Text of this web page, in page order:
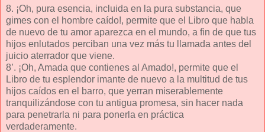
8. ¡Oh, pura esencia, incluida en la pura substancia, que
gimes con el hombre caído!, permite que el Libro que habla
de nuevo de tu amor aparezca en el mundo, a fin de que tus
hijos enlutados perciban una vez más tu llamada antes del
juicio aterrador que viene.
8’. ¡Oh, Amada que contienes al Amado!, permite que el
Libro de tu esplendor imante de nuevo a la multitud de tus
hijos caídos en el barro, que yerran miserablemente
tranquilizándose con tu antigua promesa, sin hacer nada
para penetrarla ni para ponerla en práctica
verdaderamente.